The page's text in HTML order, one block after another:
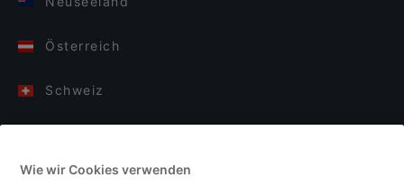
Österreich
Schweiz
Italien
Wie wir Cookies verwenden